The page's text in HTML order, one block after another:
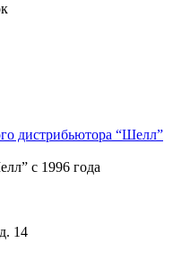
с 1996 года
14